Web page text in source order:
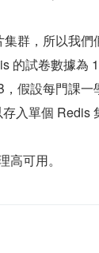
群，所以我們
的試卷數據為
假設每門課一
入單個 Redis
可用。